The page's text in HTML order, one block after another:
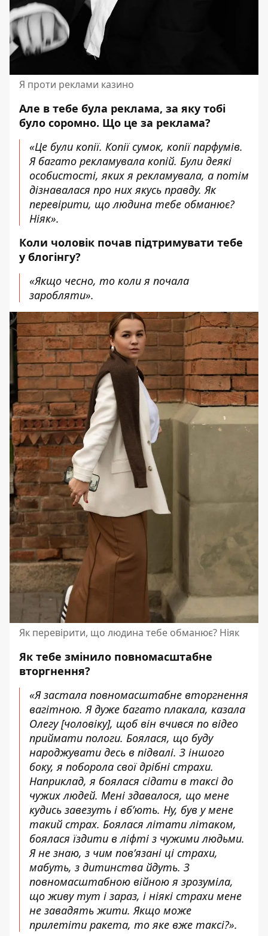
Я проти реклами казино
Але в тебе була реклама, за яку тобі
було соромно. Що це за реклама?
«Це були копії. Копії сумок, копії парфумів.
Я багато рекламувала копій. Були деякі
особистості, яких я рекламувала, а потім
дізнавалася про них якусь правду. Як
перевірити, що людина тебе обманює?
Ніяк».
Коли чоловік почав підтримувати тебе
у блогінгу?
«Якщо чесно, то коли я почала
заробляти».
Як перевірити, що людина тебе обманює? Ніяк
Як тебе змінило повномасштабне
вторгнення?
«Я застала повномасштабне вторгнення
вагітною. Я дуже багато плакала, казала
Олегу [чоловіку], щоб він вчився по відео
приймати пологи. Боялася, що буду
народжувати десь в підвалі. З іншого
боку, я поборола свої дрібні страхи.
Наприклад, я боялася сідати в таксі до
чужих людей. Мені здавалося, що мене
кудись завезуть і вб’ють. Ну, був у мене
такий страх. Боялася літати літаком,
боялася їздити в ліфті з чужими людьми.
Я не знаю, з чим пов’язані ці страхи,
мабуть, з дитинства йдуть. З
повномасштабною війною я зрозуміла,
що живу тут і зараз, і ніякі страхи мене
не завадять жити. Якщо може
прилетіти ракета, то яке вже таксі?».